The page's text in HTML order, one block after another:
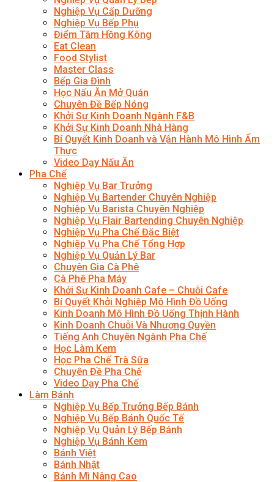
Nghiệp Vụ Cấp Dưỡng
Nghiệp Vụ Bếp Phụ
Điểm Tâm Hồng Kông
Eat Clean
Food Stylist
Master Class
Bếp Gia Đình
Học Nấu Ăn Mở Quán
Chuyên Đề Bếp Nóng
Khởi Sự Kinh Doanh Ngành F&B
Khởi Sự Kinh Doanh Nhà Hàng
Bí Quyết Kinh Doanh và Vận Hành Mô Hình Ẩm
Thực
Video Dạy Nấu Ăn
Pha Chế
Nghiệp Vụ Bar Trưởng
Nghiệp Vụ Bartender Chuyên Nghiệp
Nghiệp Vụ Barista Chuyên Nghiệp
Nghiệp Vụ Flair Bartending Chuyên Nghiệp
Nghiệp Vụ Pha Chế Đặc Biệt
Nghiệp Vụ Pha Chế Tổng Hợp
Nghiệp Vụ Quản Lý Bar
Chuyên Gia Cà Phê
Cà Phê Pha Máy
Khởi Sự Kinh Doanh Cafe – Chuỗi Cafe
Bí Quyết Khởi Nghiệp Mô Hình Đồ Uống
Kinh Doanh Mô Hình Đồ Uống Thịnh Hành
Kinh Doanh Chuỗi Và Nhượng Quyền
Tiếng Anh Chuyên Ngành Pha Chế
Học Làm Kem
Học Pha Chế Trà Sữa
Chuyên Đề Pha Chế
Video Dạy Pha Chế
Làm Bánh
Nghiệp Vụ Bếp Trưởng Bếp Bánh
Nghiệp Vụ Bếp Bánh Quốc Tế
Nghiệp Vụ Quản Lý Bếp Bánh
Nghiệp Vụ Bánh Kem
Bánh Việt
Bánh Nhật
Bánh Mì Nâng Cao